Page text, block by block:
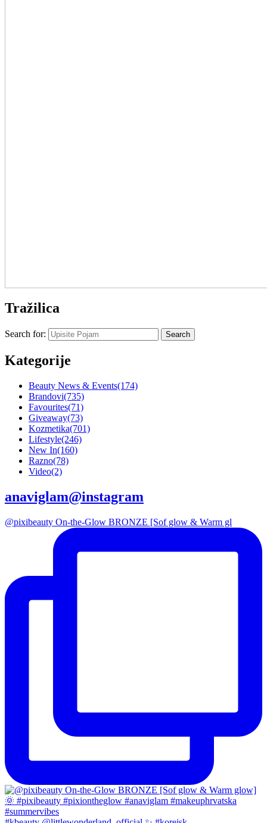
Tražilica
Search for:
Kategorije
Beauty News & Events(174)
Brandovi(735)
Favourites(71)
Giveaway(73)
Kozmetika(701)
Lifestyle(246)
New In(160)
Razno(78)
Video(2)
anaviglam@instagram
@pixibeauty On-the-Glow BRONZE [Sof glow & Warm gl